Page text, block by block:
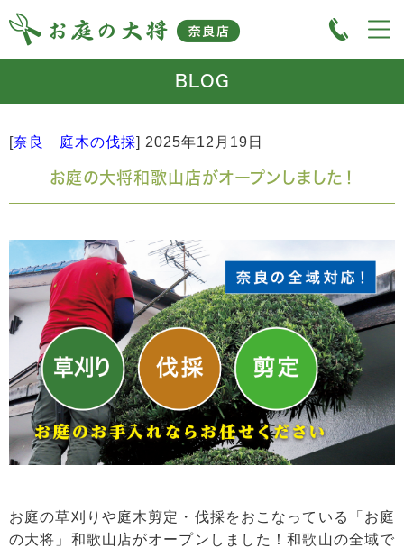
BLOG
[奈良 庭木の伐採] 2025年12月19日
お庭の大将和歌山店がオープンしました！
お庭の草刈りや庭木剪定・伐採をおこなっている「お庭
の大将」和歌山店がオープンしました！和歌山の全域で